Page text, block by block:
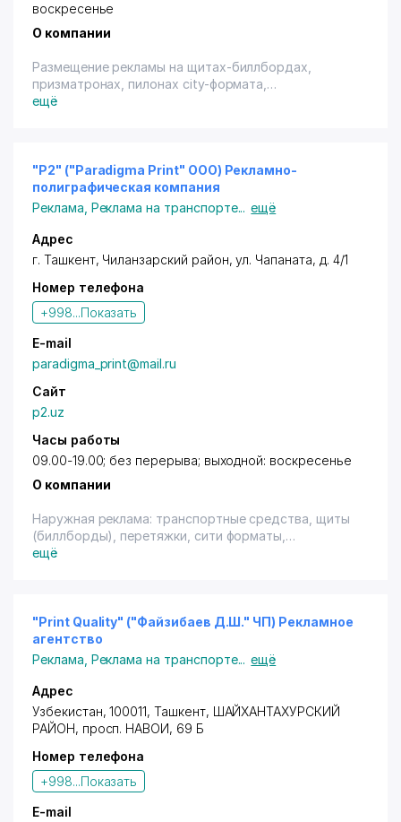
воскресенье
О компании
Размещение рекламы на щитах-биллбордах,
призматронах, пилонах city-формата,
брэндмауэрных стенах, в виде транспарантов-
ещё
"P2" ("Paradigma Print" ООО) Рекламно-
полиграфическая компания
Реклама Реклама на транспорте... ещё
Адрес
г. Ташкент, Чиланзарский район,ул. Чапаната, д. 4/1
Номер телефона
+998...Показать
E-mail
paradigma_print@mail.ru
Сайт
p2.uz
Часы работы
09.00-19.00; без перерыва; выходной: воскресенье
О компании
Наружная реклама: транспортные средства, щиты
(биллборды), перетяжки, сити форматы,
нестандартная реклама, крышные установки,
Изготовление рекламных и выставочных
конструкций. Неоновая и светодинамическая
реклама. Дизайн этикеток и маркетинг. Имеется
терминал.
ещё
"Print Quality" ("Файзибаев Д.Ш." ЧП) Рекламное
агентство
Реклама Реклама на транспорте... ещё
Адрес
Узбекистан, 100011, Ташкент, ШАЙХАНТАХУРСКИЙ
РАЙОН, просп. НАВОИ, 69 Б
Номер телефона
+998...Показать
E-mail